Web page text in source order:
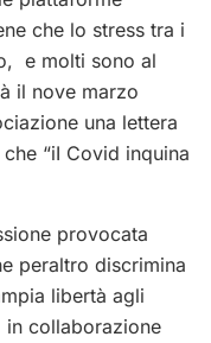
che lo stress tra i
e molti sono al
il nove marzo
una lettera
“iI Covid inquina
provocata
peraltro discrimina
libertà agli
collaborazione